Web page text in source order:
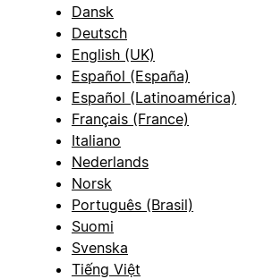
Dansk
Deutsch
English (UK)
Español (España)
Español (Latinoamérica)
Français (France)
Italiano
Nederlands
Norsk
Português (Brasil)
Suomi
Svenska
Tiếng Việt